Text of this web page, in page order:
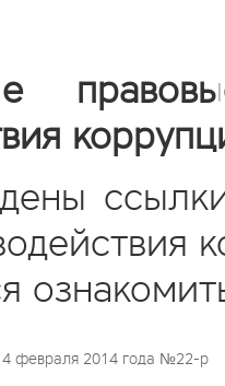
4 февраля 2014 года №22-р